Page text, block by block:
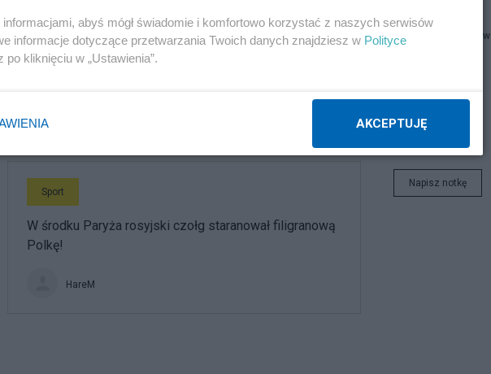
Sport
Koszmarny pierwszy dzień Polek na Wimbledonie
Sport
W środku Paryża rosyjski czołg staranował filigranową
Polkę!
HareM
krzysztofjaw
Napisz notkę
abyś mógł świadomie i komfortowo korzystać z naszych serwisów
informacje dotyczące przetwarzania Twoich danych znajdziesz w Polityce
po kliknięciu w „Ustawienia”.
AKCEPTUJĘ